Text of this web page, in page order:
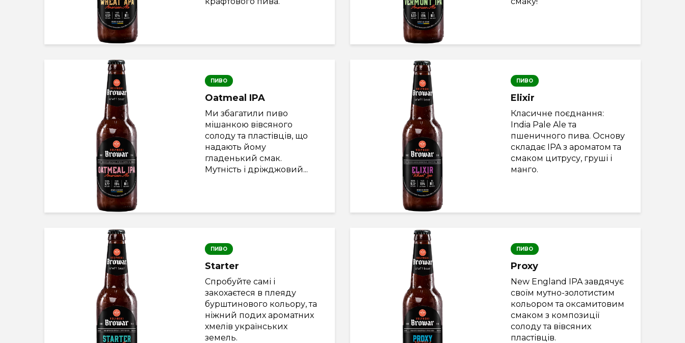
ПИВО
Oatmeal IPA
Ми збагатили пиво
мішанкою вівсяного
солоду та пластівців, що
надають йому
гладенький смак.
Мутність і дріжджовий...
ПИВО
Elixir
Класичне поєднання:
India Pale Ale та
пшеничного пива. Основу
складає IPA з ароматом та
смаком цитрусу, груші і
манго.
ПИВО
Starter
Спробуйте самі і
закохаєтеся в плеяду
бурштинового кольору, та
ніжний подих ароматних
хмелів українських
земель.
ПИВО
Proxy
New England IPA завдячує
своїм мутно-золотистим
кольором та оксамитовим
смаком з композиції
солоду та вівсяних
пластівців.